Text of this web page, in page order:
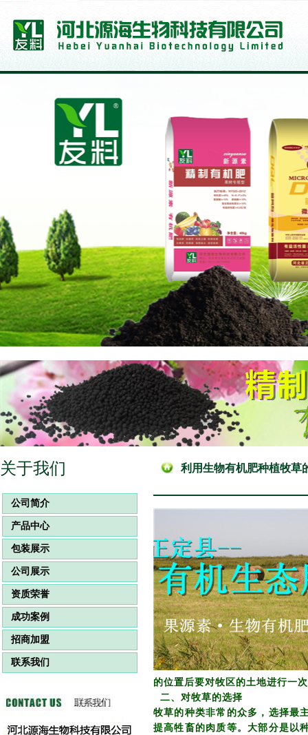
关于我们
公司简介
产品中心
包装展示
公司展示
资质荣誉
成功案例
招商加盟
联系我们
利用生物有机肥种植牧草
的位置后要对牧区的土地进行一
二、对牧草的选择
牧草的种类非常的众多，选择最
提高牲畜的肉质等。大部分是以